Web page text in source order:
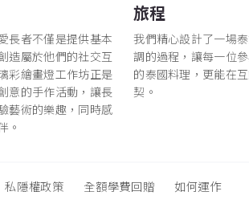
長者不僅是提供基本
造屬於他們的社交互
彩繪畫燈工作坊正是
意的手作活動，讓長
藝術的樂趣，同時感
。
旅程
我們精心設計了一場
調的過程，讓每一位
的泰國料理，更能在
契。
私隱權政策 全額學費回贈 如何運作